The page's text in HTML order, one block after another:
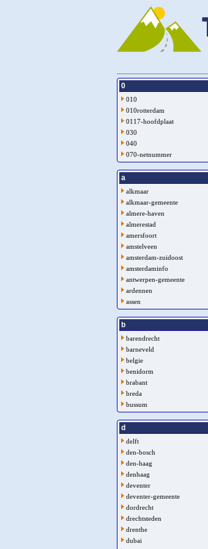
0
010
010rotterdam
0117-hoofdplaat
030
040
070-netnummer
a
alkmaar
alkmaar-gemeente
almere-haven
almerestad
amersfoort
amstelveen
amsterdam-zuidoost
amsterdaminfo
antwerpen-gemeente
ardennen
assen
b
barendrecht
barneveld
belgie
benidorm
brabant
breda
bussum
d
delft
den-bosch
den-haag
denhaag
deventer
deventer-gemeente
dordrecht
drechtsteden
drenthe
dubai